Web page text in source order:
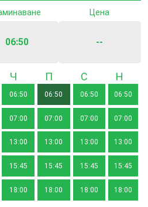
06:50
Цена
--
Четвъртък
06:50
07:00
13:00
15:45
18:00
06:50
07:00
13:00
15:45
18:00
Събота
06:50
07:00
13:00
15:45
18:00
06:50
07:00
13:00
15:45
18:00